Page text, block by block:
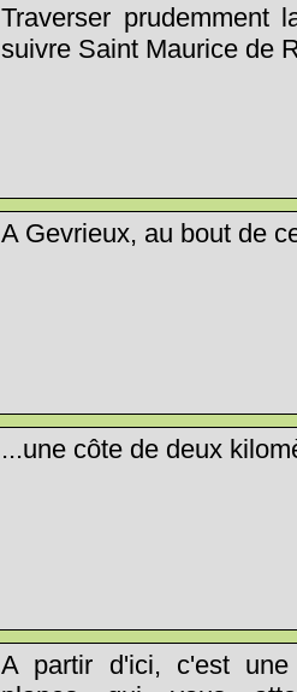
Traverser prudemment
suivre Saint Maurice de
A Gevrieux, au bout de
...une côte de deux
A partir d'ici, c'est